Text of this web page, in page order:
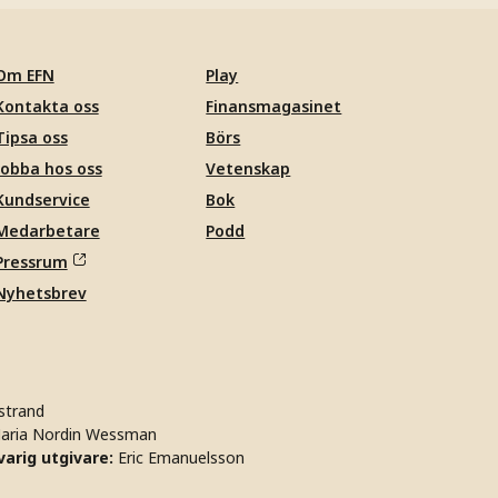
EFN
oss
oss
hos oss
Play
Finansmagasinet
Börs
Vetenskap
Bok
Podd
Nordin Wessman
utgivare: Eric Emanuelsson